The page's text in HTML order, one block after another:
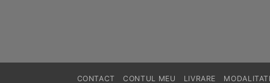
CONTACT CONTUL MEU LIVRARE